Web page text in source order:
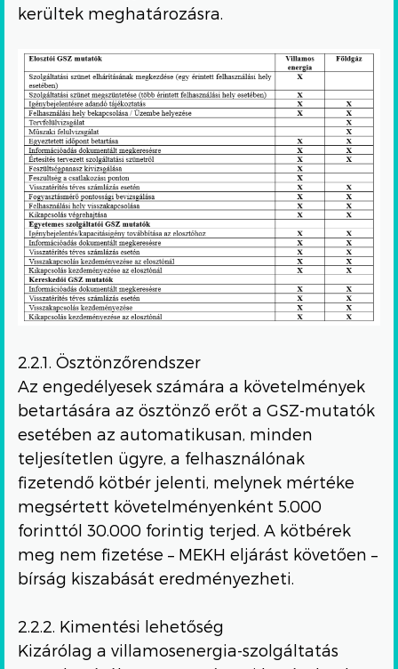
kerültek meghatározásra.
2.2.1. Ösztönzőrendszer
Az engedélyesek számára a követelmények
betartására az ösztönző erőt a GSZ-mutatók
esetében az automatikusan, minden
teljesítetlen ügyre, a felhasználónak
fizetendő kötbér jelenti, melynek mértéke
megsértett követelményenként 5.000
forinttól 30.000 forintig terjed. A kötbérek
meg nem fizetése – MEKH eljárást követően –
bírság kiszabását eredményezheti.
2.2.2. Kimentési lehetőség
Kizárólag a villamosenergia-szolgáltatás